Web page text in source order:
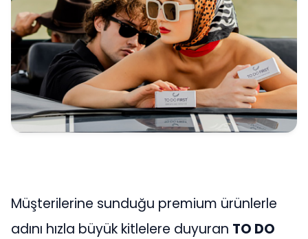
Müşterilerine sunduğu premium ürünlerle
adını hızla büyük kitlelere duyuran TO DO